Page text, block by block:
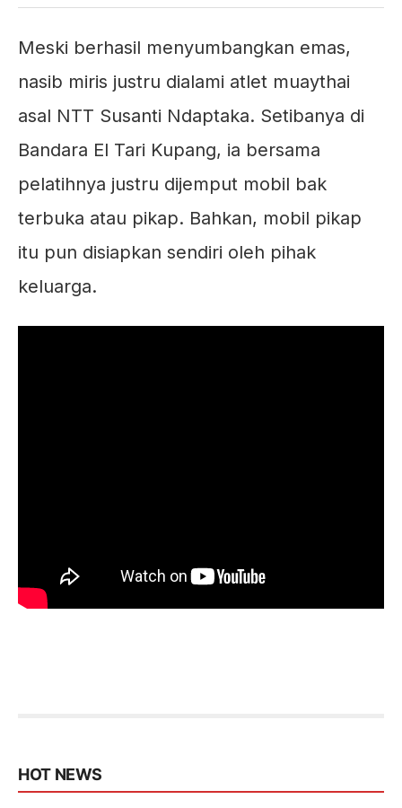
Meski berhasil menyumbangkan emas,
nasib miris justru dialami atlet muaythai
asal NTT Susanti Ndaptaka. Setibanya di
Bandara El Tari Kupang, ia bersama
pelatihnya justru dijemput mobil bak
terbuka atau pikap. Bahkan, mobil pikap
itu pun disiapkan sendiri oleh pihak
keluarga.
HOT NEWS